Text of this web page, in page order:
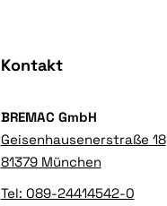
Kontakt
BREMAC GmbH
Geisenhausenerstraße 18
81379 München
Tel: 089-24414542-0